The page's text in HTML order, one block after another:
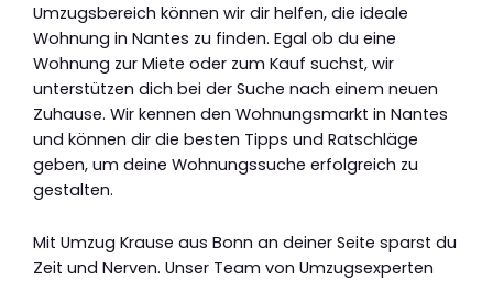
Umzugsbereich können wir dir helfen, die ideale
Wohnung in Nantes zu finden. Egal ob du eine
Wohnung zur Miete oder zum Kauf suchst, wir
unterstützen dich bei der Suche nach einem neuen
Zuhause. Wir kennen den Wohnungsmarkt in Nantes
und können dir die besten Tipps und Ratschläge
geben, um deine Wohnungssuche erfolgreich zu
gestalten.
Mit Umzug Krause aus Bonn an deiner Seite sparst du
Zeit und Nerven. Unser Team von Umzugsexperten